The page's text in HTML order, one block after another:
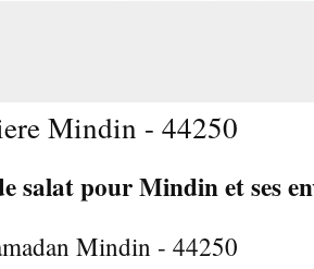
Mindin - 44250
salat pour Mindin et ses
Mindin - 44250